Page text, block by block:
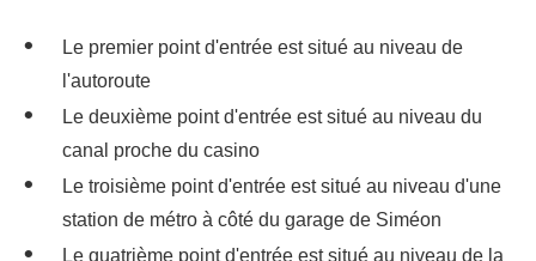
Le premier point d'entrée est situé au niveau de
l'autoroute
Le deuxième point d'entrée est situé au niveau du
canal proche du casino
Le troisième point d'entrée est situé au niveau d'une
station de métro à côté du garage de Siméon
Le quatrième point d'entrée est situé au niveau de la